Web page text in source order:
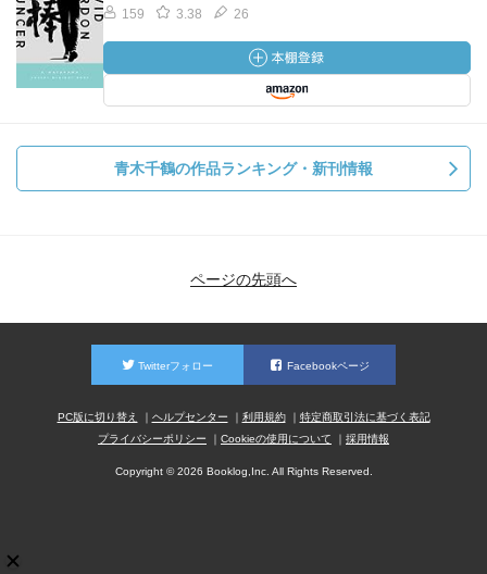
159 3.38 26
青木千鶴の作品ランキング・新刊情報
ページの先頭へ
Twitterフォロー Facebookページ
PC版に切り替え ヘルプセンター 利用規約
特定商取引法に基づく表記
プライバシーポリシー
Cookieの使用について 採用情報
Copyright © 2026 Booklog,Inc. All Rights Reserved.